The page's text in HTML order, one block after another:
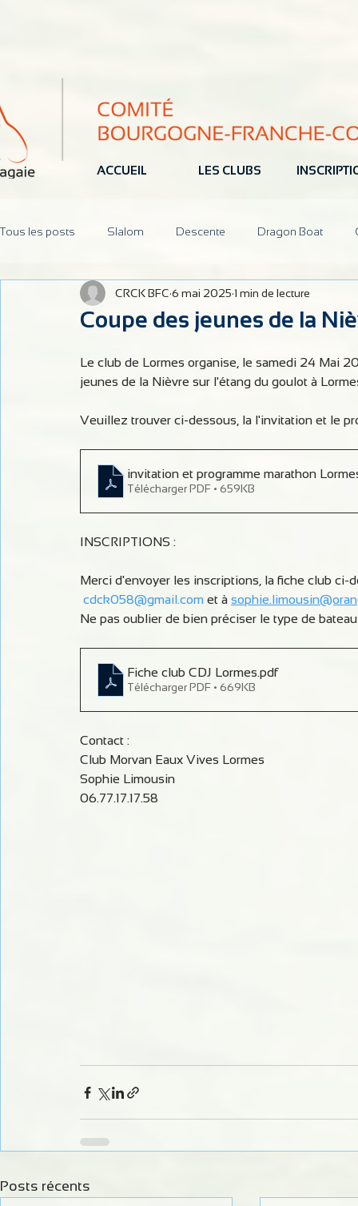
ACCUEIL LES CLUBS
Tous les posts Slalom Descente Dragon Boat
Pôle Espoir Réunions CoDir
Coupe des jeunes de la
CRCK BFC 6 mai 2025 1 min de lecture
Le club de Lormes organise, le samedi 24 Mai
jeunes de la Nièvre sur l'étang du goulot à
Veuillez trouver ci-dessous, la l'invitation et le
invitation et programme marathon
Télécharger PDF • 659KB
INSCRIPTIONS :
Merci d'envoyer les inscriptions, la fiche club ci-
cdck058@gmail.com et à
Ne pas oublier de bien préciser le type de
Fiche club CDJ Lormes.pdf
Télécharger PDF • 669KB
Contact :
Club Morvan Eaux Vives Lormes
Sophie Limousin
06.77.17.17.58
Posts récents